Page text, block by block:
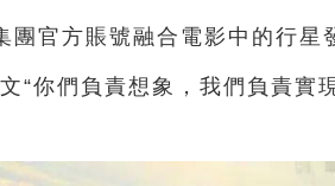
團官方賬號融合電影中的行星
“你們負責想象，我們負責實現